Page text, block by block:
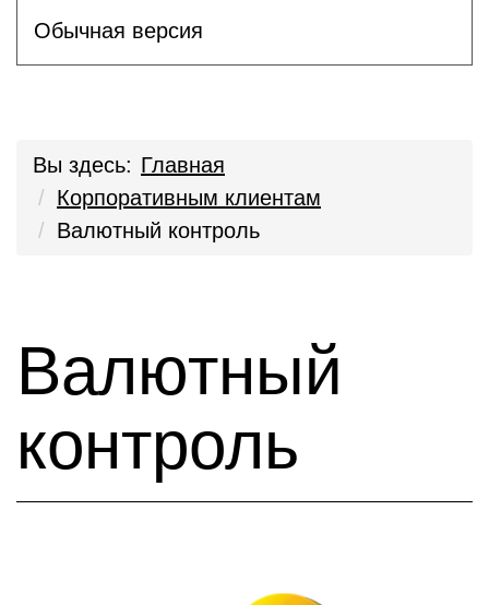
Обычная версия
Вы здесь: Главная
Корпоративным клиентам
Валютный контроль
Валютный
контроль